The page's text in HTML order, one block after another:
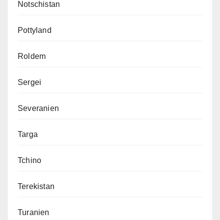
Notschistan
Pottyland
Roldem
Sergei
Severanien
Targa
Tchino
Terekistan
Turanien